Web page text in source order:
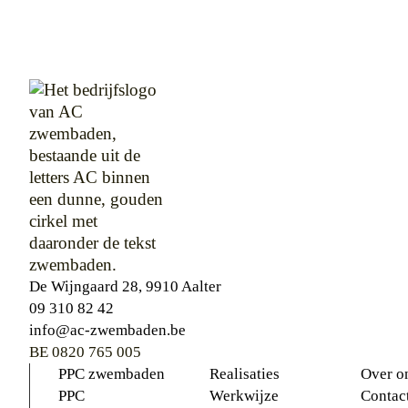
De Wijngaard 28, 9910 Aalter
09 310 82 42
info@ac-zwembaden.be
BE 0820 765 005
PPC zwembaden
PPC
Realisaties
Werkwijze
Over